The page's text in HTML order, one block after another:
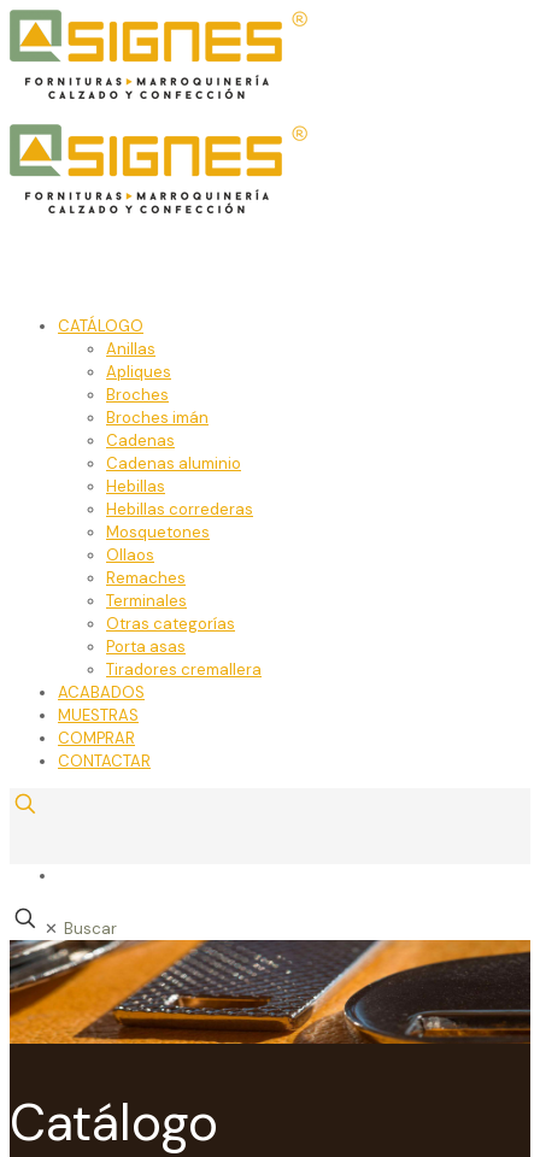
CATÁLOGO
Anillas
Apliques
Broches
Broches imán
Cadenas
Cadenas aluminio
Hebillas
Hebillas correderas
Mosquetones
Ollaos
Remaches
Terminales
Otras categorías
Porta asas
Tiradores cremallera
ACABADOS
MUESTRAS
COMPRAR
CONTACTAR
✕
Catálogo